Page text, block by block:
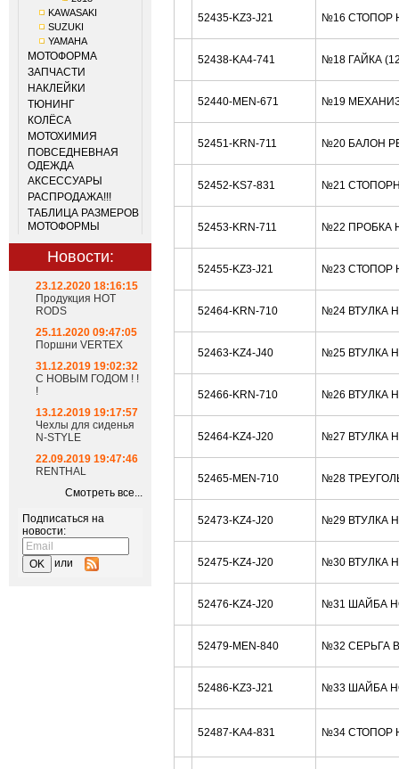
KAWASAKI
SUZUKI
YAMAHA
МОТОФОРМА
ЗАПЧАСТИ
НАКЛЕЙКИ
ТЮНИНГ
КОЛЁСА
МОТОХИМИЯ
ПОВСЕДНЕВНАЯ
ОДЕЖДА
АКСЕССУАРЫ
РАСПРОДАЖА!!!
ТАБЛИЦА РАЗМЕРОВ
МОТОФОРМЫ
Новости:
23.12.2020 18:16:15
Продукция HOT
RODS
25.11.2020 09:47:05
Поршни VERTEX
31.12.2019 19:02:32
С НОВЫМ ГОДОМ ! !
!
13.12.2019 19:17:57
Чехлы для сиденья
N-STYLE
22.09.2019 19:47:46
RENTHAL
Смотреть все...
Подписаться на
новости:
или
52435-KZ3-J21 №16 СТОПОР
52438-KA4-741 №18 ГАЙКА
52440-MEN-671 №19
52451-KRN-711 №20 БАЛОН
52452-KS7-831 №21
52453-KRN-711 №22 ПРОБКА
52455-KZ3-J21 №23 СТОПОР
52464-KRN-710 №24 ВТУЛКА
52463-KZ4-J40 №25 ВТУЛКА
52466-KRN-710 №26 ВТУЛКА
52464-KZ4-J20 №27 ВТУЛКА
52465-MEN-710 №28
52473-KZ4-J20 №29 ВТУЛКА
52475-KZ4-J20 №30 ВТУЛКА
52476-KZ4-J20 №31 ШАЙБА
52479-MEN-840 №32 СЕРЬГА В
52486-KZ3-J21 №33 ШАЙБА
52487-KA4-831 №34 СТОПОР